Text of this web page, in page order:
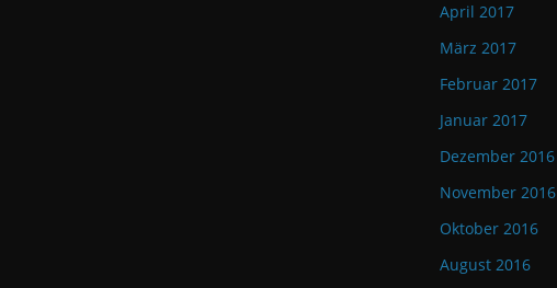
April 2017
März 2017
Februar 2017
Januar 2017
Dezember 2016
November 2016
Oktober 2016
August 2016